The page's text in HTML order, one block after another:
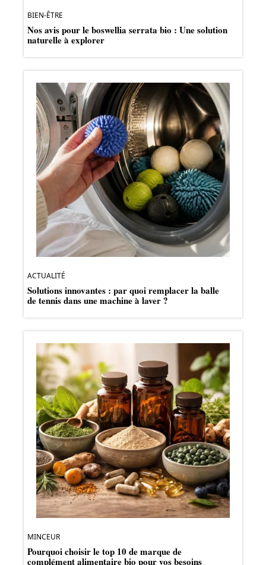
BIEN-ÊTRE
Nos avis pour le boswellia serrata bio : Une solution
naturelle à explorer
ACTUALITÉ
Solutions innovantes : par quoi remplacer la balle
de tennis dans une machine à laver ?
MINCEUR
Pourquoi choisir le top 10 de marque de
complément alimentaire bio pour vos besoins